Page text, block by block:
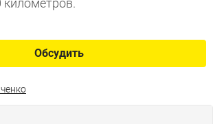
километров.
Обсудить